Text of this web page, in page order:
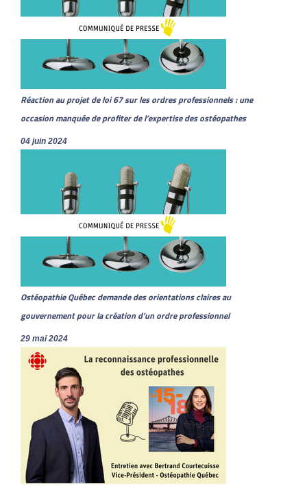
Réaction au projet de loi 67 sur les ordres professionnels : une
occasion manquée de profiter de l’expertise des ostéopathes
04 juin 2024
Ostéopathie Québec demande des orientations claires au
gouvernement pour la création d’un ordre professionnel
29 mai 2024